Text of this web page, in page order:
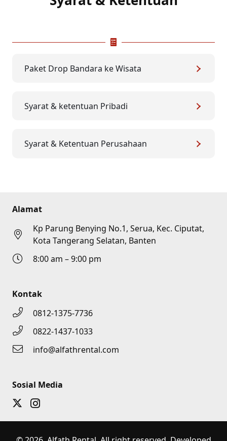
Paket Drop Bandara ke Wisata
Syarat & ketentuan Pribadi
Syarat & Ketentuan Perusahaan
Alamat
Kp Parung Benying No.1, Serua, Kec. Ciputat,
Kota Tangerang Selatan, Banten
8:00 am – 9:00 pm
Kontak
0812-1375-7736
0822-1437-1033
info@alfathrental.com
Sosial Media